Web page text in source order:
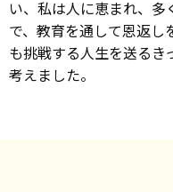
い、私は人に恵まれ、
で、教育を通して恩返し
も挑戦する人生を送るき
考えました。